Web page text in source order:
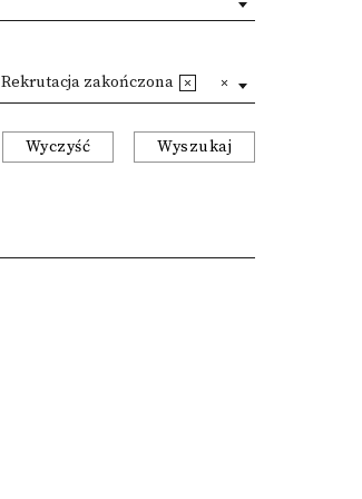
Rekrutacja zakończona
Wyczyść Wyszukaj